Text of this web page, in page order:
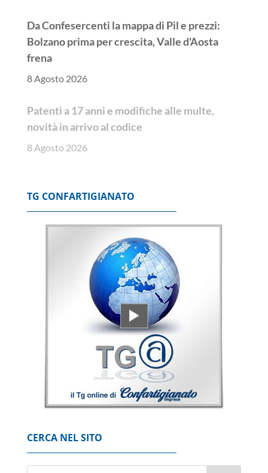
Da Confesercenti la mappa di Pil e prezzi:
Bolzano prima per crescita, Valle d'Aosta
frena
8 Agosto 2026
Patenti a 17 anni e modifiche alle multe,
novità in arrivo al codice
8 Agosto 2026
TG CONFARTIGIANATO
CERCA NEL SITO